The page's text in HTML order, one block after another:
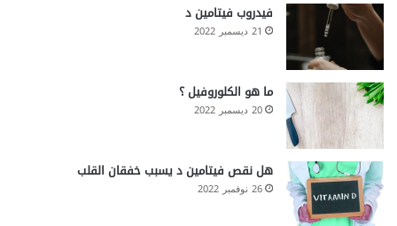
فيدروب فيتامين د
21 ديسمبر 2022
ما هو الكلوروفيل ؟
20 ديسمبر 2022
هل نقص فيتامين د يسبب خفقان القلب
26 نوفمبر 2022